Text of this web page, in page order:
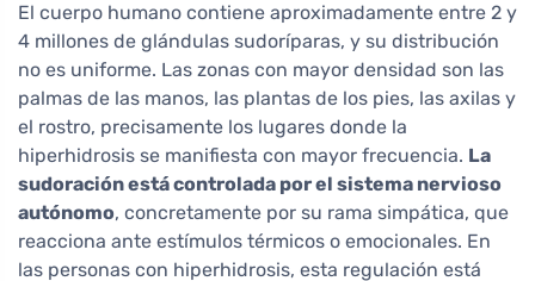
El cuerpo humano contiene aproximadamente entre 2 y
4 millones de glándulas sudoríparas, y su distribución
no es uniforme. Las zonas con mayor densidad son las
palmas de las manos, las plantas de los pies, las axilas y
el rostro, precisamente los lugares donde la
hiperhidrosis se manifiesta con mayor frecuencia. La
sudoración está controlada por el sistema nervioso
autónomo, concretamente por su rama simpática, que
reacciona ante estímulos térmicos o emocionales. En
las personas con hiperhidrosis, esta regulación está